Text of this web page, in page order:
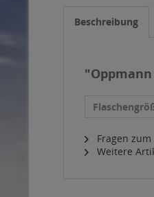
Beschreibung
"Oppmann
Fragen
Weitere